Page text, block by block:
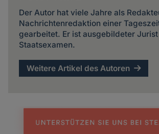
Der Autor hat viele Jahre als
Nachrichtenredaktion einer
gearbeitet. Er ist ausgebildeter
Staatsexamen.
Weitere Artikel des Autoren